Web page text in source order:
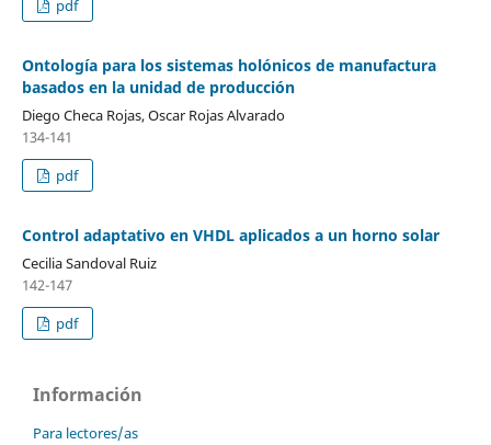
pdf
Ontología para los sistemas holónicos de manufactura
basados en la unidad de producción
Diego Checa Rojas, Oscar Rojas Alvarado
134-141
pdf
Control adaptativo en VHDL aplicados a un horno solar
Cecilia Sandoval Ruiz
142-147
pdf
Información
Para lectores/as